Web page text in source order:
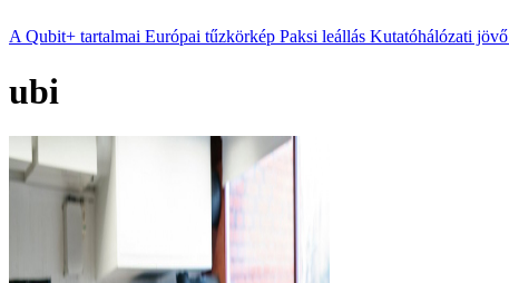
A Qubit+ tartalmai Európai tűzkörkép Paksi leállás Kutatóhálózati jövő
ubi